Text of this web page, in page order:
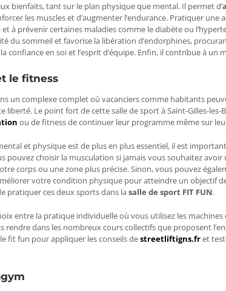
bienfaits, tant sur le plan physique que mental. Il permet d’
les muscles et d’augmenter l’endurance. Pratiquer
à prévenir certaines maladies comme le diabète ou
du sommeil et favorise la libération d’endorphines,
confiance en soi et l’esprit d’équipe. Enfin, il contribue à
le fitness
un complexe complet où vacanciers comme habitants
liberté. Le point fort de cettesalle de sport à Saint-Gilles-les-
ou de fitness de continuer leur programme même sur
et physique est de plus en plus essentiel, il est
pouvez choisir la musculation si jamais vous souhaitez
corps ou une zone plus précise. Sinon, vous pouvez
votre condition physique pour atteindre un objectif
pratiquer ces deux sports dans lasalle de sport FIT FUN.
entre la pratique individuelle où vous utilisez les
rendre dans les nombreux cours collectifsque proposent
fit fun pour appliquer les conseils destreetliftigns.fret